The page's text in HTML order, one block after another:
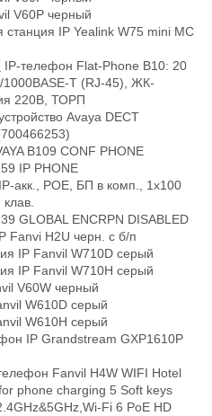
V60P черный
станция IP Yealink W75 mini MC
IP-телефон Flat-Phone B10: 20
1000BASE-T (RJ-45), ЖК-
220В, ТОРП
Avaya DECT
B109 CONF PHONE
IP PHONE
акк., POE, БП в комп., 1x100
GLOBAL ENCRPN DISABLED
Fanvi H2U черн. с б/п
IP Fanvil W710D серый
IP Fanvil W710H серый
V60W черный
W610D серый
W610H серый
IP Grandstream GXP1610P
Fanvil H4W WIFI Hotel
phone charging 5 Soft keys
Fi 6 PoE HD